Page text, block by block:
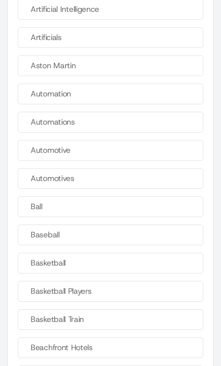
Artificial Intelligence
Artificials
Aston Martin
Automation
Automations
Automotive
Automotives
Ball
Baseball
Basketball
Basketball Players
Basketball Train
Beachfront Hotels